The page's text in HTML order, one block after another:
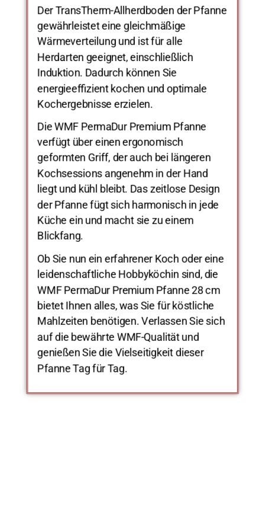
Der TransTherm-Allherdboden der Pfanne
gewährleistet eine gleichmäßige
Wärmeverteilung und ist für alle
Herdarten geeignet, einschließlich
Induktion. Dadurch können Sie
energieeffizient kochen und optimale
Kochergebnisse erzielen.
Die WMF PermaDur Premium Pfanne
verfügt über einen ergonomisch
geformten Griff, der auch bei längeren
Kochsessions angenehm in der Hand
liegt und kühl bleibt. Das zeitlose Design
der Pfanne fügt sich harmonisch in jede
Küche ein und macht sie zu einem
Blickfang.
Ob Sie nun ein erfahrener Koch oder eine
leidenschaftliche Hobbyköchin sind, die
WMF PermaDur Premium Pfanne 28 cm
bietet Ihnen alles, was Sie für köstliche
Mahlzeiten benötigen. Verlassen Sie sich
auf die bewährte WMF-Qualität und
genießen Sie die Vielseitigkeit dieser
Pfanne Tag für Tag.